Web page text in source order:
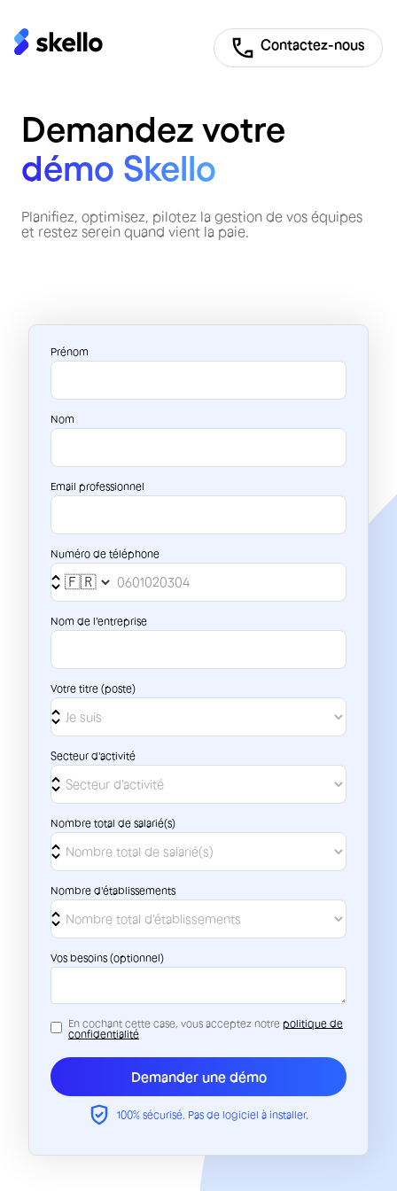
Contactez-nous
Demandez votre
démo Skello
Planifiez, optimisez, pilotez la gestion de vos équipes
et restez serein quand vient la paie.
Prénom
Nom
Email professionnel
Numéro de téléphone
Nom de l'entreprise
Votre titre (poste)
Secteur d'activité
Nombre total de salarié(s)
Nombre d'établissements
Vos besoins (optionnel)
En cochant cette case, vous acceptez notre politique de
confidentialité
100% sécurisé. Pas de logiciel à installer.